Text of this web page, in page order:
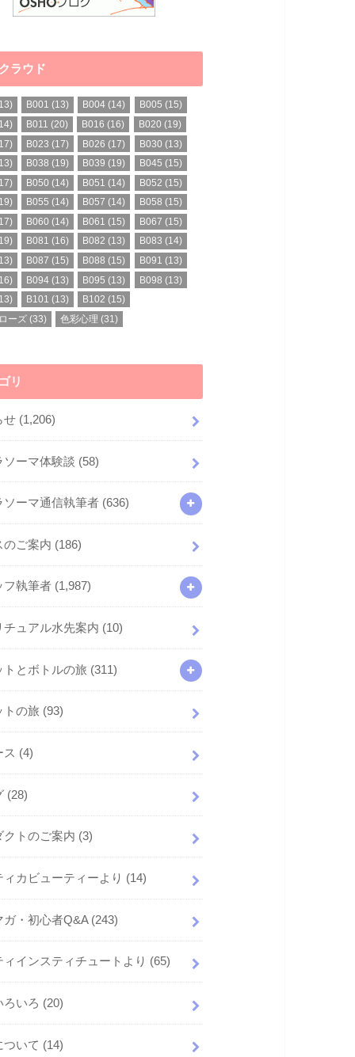
ラウド
B001 (13) B004 (14) B005 (15)
B011 (20) B016 (16) B020 (19)
B023 (17) B026 (17) B030 (13)
B038 (19) B039 (19) B045 (15)
B050 (14) B051 (14) B052 (15)
B055 (14) B057 (14) B058 (15)
B060 (14) B061 (15) B067 (15)
B081 (16) B082 (13) B083 (14)
B087 (15) B088 (15) B091 (13)
B094 (13) B095 (13) B098 (13)
B101 (13) B102 (15)
ーズ (33) 色彩心理 (31)
リ
せ (1,206)
ソーマ体験談 (58)
ソーマ通信執筆者 (636)
のご案内 (186)
フ執筆者 (1,987)
チュアル水先案内 (10)
トとボトルの旅 (311)
トの旅 (93)
ス (4)
(28)
クトのご案内 (3)
ィカビューティーより (14)
ガ・初心者Q&A (243)
ィインスティチュートより (65)
ろいろ (20)
ついて (14)